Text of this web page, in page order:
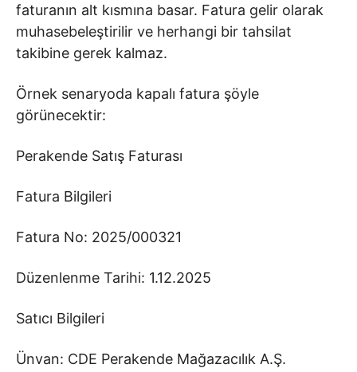
faturanın alt kısmına basar. Fatura gelir olarak
muhasebeleştirilir ve herhangi bir tahsilat
takibine gerek kalmaz.
Örnek senaryoda kapalı fatura şöyle
görünecektir:
Perakende Satış Faturası
Fatura Bilgileri
Fatura No: 2025/000321
Düzenlenme Tarihi: 1.12.2025
Satıcı Bilgileri
Ünvan: CDE Perakende Mağazacılık A.Ş.